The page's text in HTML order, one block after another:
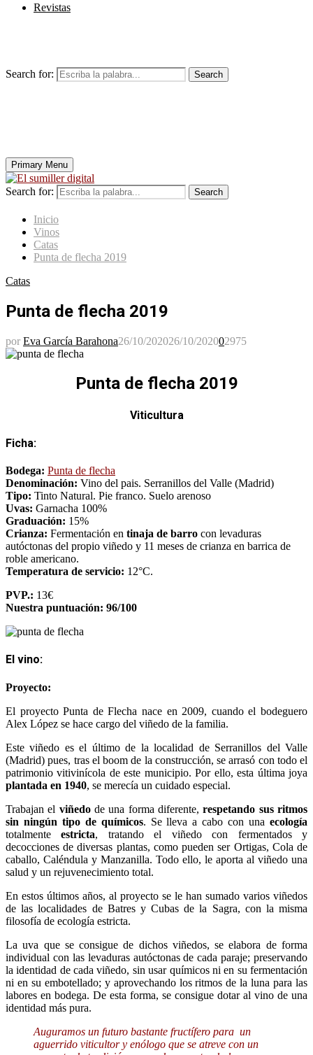
Revistas
Search for: Search
Primary Menu
Search for: Search
Inicio
Vinos
Catas
Punta de flecha 2019
Catas
Punta de flecha 2019
por Eva García Barahona26/10/202026/10/202002975
Punta de flecha 2019
Viticultura
Ficha:
Bodega: Punta de flecha
Denominación: Vino del pais. Serranillos del Valle (Madrid)
Tipo: Tinto Natural. Pie franco. Suelo arenoso
Uvas: Garnacha 100%
Graduación: 15%
Crianza: Fermentación en tinaja de barro con levaduras
autóctonas del propio viñedo y 11 meses de crianza en barrica de
roble americano.
Temperatura de servicio: 12°C.
PVP.: 13€
Nuestra puntuación: 96/100
El vino:
Proyecto:
El proyecto Punta de Flecha nace en 2009, cuando el bodeguero
Alex López se hace cargo del viñedo de la familia.
Este viñedo es el último de la localidad de Serranillos del Valle
(Madrid) pues, tras el boom de la construcción, se arrasó con todo el
patrimonio vitivinícola de este municipio. Por ello, esta última joya
plantada en 1940, se merecía un cuidado especial.
Trabajan el viñedode una forma diferente,respetando sus ritmos
sin ningún tipo de químicos. Se lleva a cabo con unaecología
totalmenteestricta, tratando el viñedo con fermentados y
decocciones de diversas plantas, como pueden ser Ortigas, Cola de
caballo, Caléndula y Manzanilla. Todo ello, le aporta al viñedo una
salud y un rejuvenecimiento total.
En estos últimos años, al proyecto se le han sumado varios viñedos
de las localidades de Batres y Cubas de la Sagra, con la misma
filosofía de ecología estricta.
La uva que se consigue de dichos viñedos, se elabora de forma
individual con las levaduras autóctonas de cada paraje; preservando
la identidad de cada viñedo, sin usar químicos ni en su fermentación
ni en su embotellado; y aprovechando los ritmos de la luna para las
labores en bodega. De esta forma, se consigue dotar al vino de una
identidad más pura.
Auguramos un futuro bastante fructífero para un
aguerrido viticultor y enólogo que se atreve con un